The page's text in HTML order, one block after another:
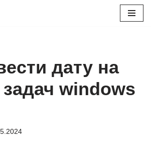
дату на
windows